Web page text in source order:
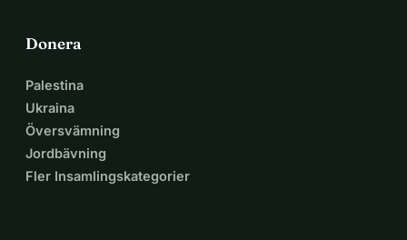
Donera
Palestina
Ukraina
Översvämning
Jordbävning
Fler Insamlingskategorier